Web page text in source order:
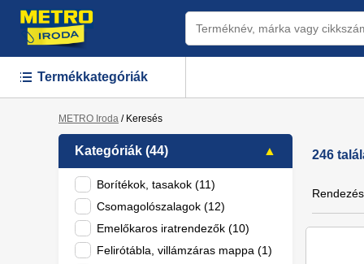
Termékkategóriák
METRO Iroda / Keresés
Kategóriák (44)
Borítékok, tasakok (11)
Csomagolószalagok (12)
Emelőkaros iratrendezők (10)
Felirótábla, villámzáras mappa (1)
246